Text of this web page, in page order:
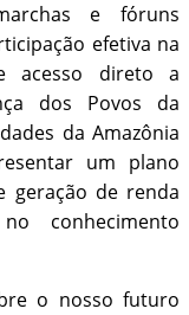
e fóruns
efetiva na
acesso direto a
dos Povos da
da Amazônia
um plano
de renda
conhecimento
o nosso futuro